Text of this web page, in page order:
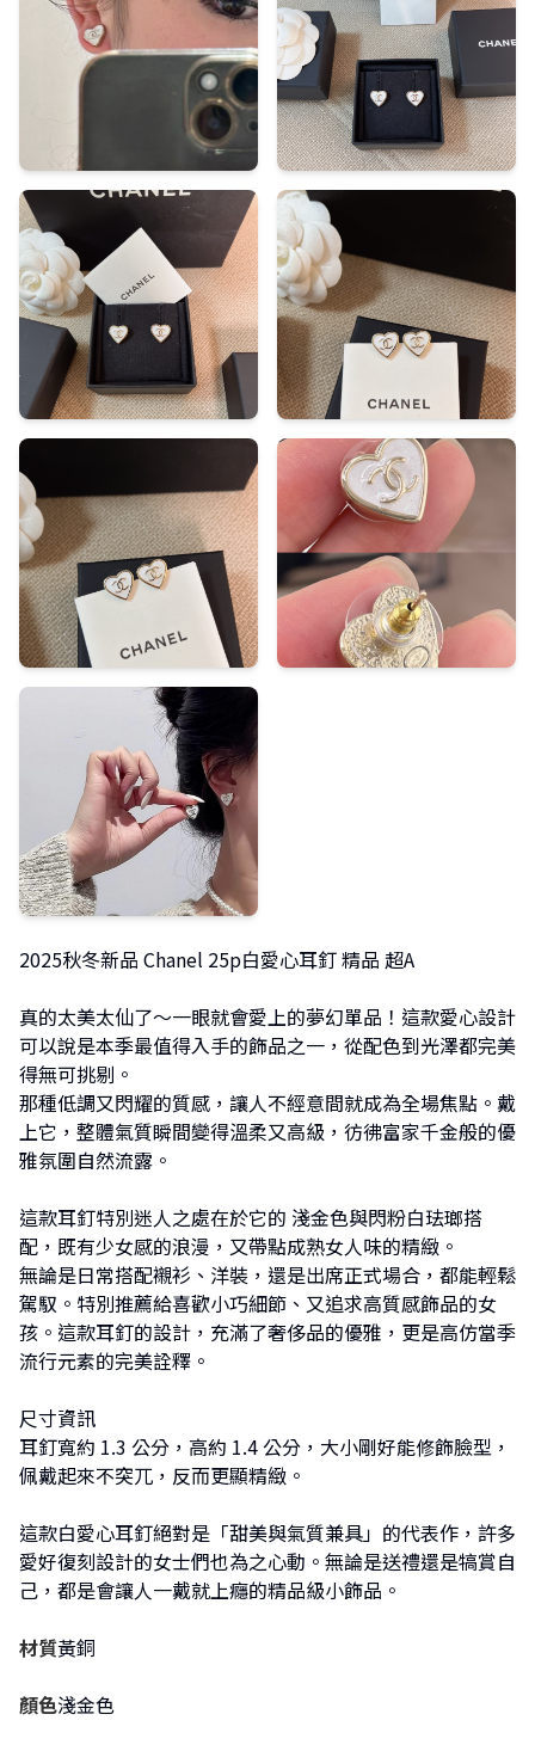
2025秋冬新品 Chanel 25p白愛心耳釘 精品 超A
真的太美太仙了～一眼就會愛上的夢幻單品！這款愛心設計
可以說是本季最值得入手的飾品之一，從配色到光澤都完美
得無可挑剔。
那種低調又閃耀的質感，讓人不經意間就成為全場焦點。戴
上它，整體氣質瞬間變得溫柔又高級，彷彿富家千金般的優
雅氛圍自然流露。
這款耳釘特別迷人之處在於它的 淺金色與閃粉白珐瑯搭
配，既有少女感的浪漫，又帶點成熟女人味的精緻。
無論是日常搭配襯衫、洋裝，還是出席正式場合，都能輕鬆
駕馭。特別推薦給喜歡小巧細節、又追求高質感飾品的女
孩。這款耳釘的設計，充滿了奢侈品的優雅，更是高仿當季
流行元素的完美詮釋。
尺寸資訊
耳釘寬約 1.3 公分，高約 1.4 公分，大小剛好能修飾臉型，
佩戴起來不突兀，反而更顯精緻。
這款白愛心耳釘絕對是「甜美與氣質兼具」的代表作，許多
愛好復刻設計的女士們也為之心動。無論是送禮還是犒賞自
己，都是會讓人一戴就上癮的精品級小飾品。
材質黃銅
顏色淺金色